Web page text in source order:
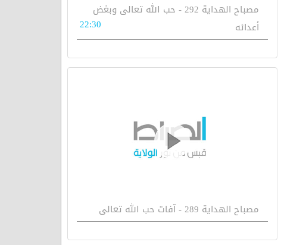
مصباح الهداية 292 - حب الله تعالى وبغض
أعدائه
22:30
مصباح الهداية 289 - آفات حب الله تعالى